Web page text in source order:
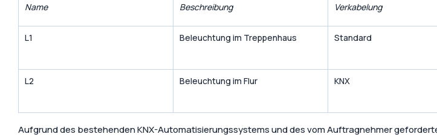
Name Beschreibung Verkabelung
L1 Beleuchtung im Treppenhaus Standard
L2 Beleuchtung im Flur KNX
Aufgrund des bestehenden KNX-Automatisierungssystems und des vom Auftragnehmer